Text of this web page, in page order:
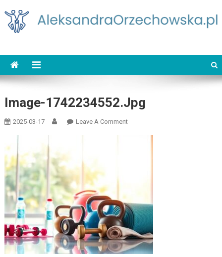
content
Image-1742234552.jpg
2025-03-17 Leave A CommentOn